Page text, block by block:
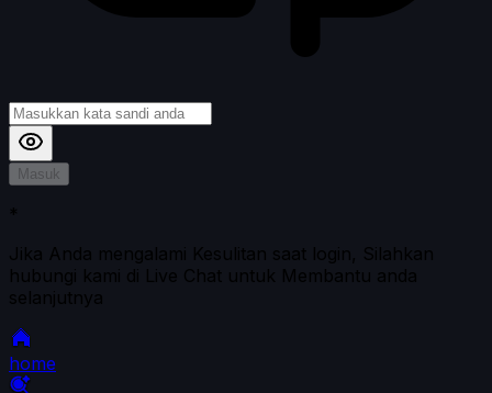
Masuk
*
Jika Anda mengalami Kesulitan saat login, Silahkan
hubungi kami di Live Chat untuk Membantu anda
selanjutnya
home